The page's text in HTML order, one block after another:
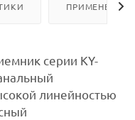
ПРИМЕНЕНИЕ
серии KY-
линейностью